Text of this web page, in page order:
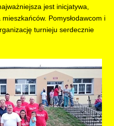
jest inicjatywa,
Pomysłodawcom i
turnieju serdecznie